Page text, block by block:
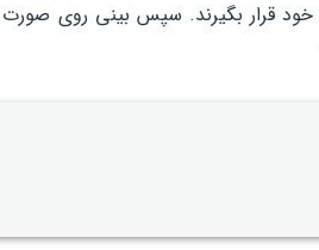
خود قرار بگیرند. سپس بینی روی